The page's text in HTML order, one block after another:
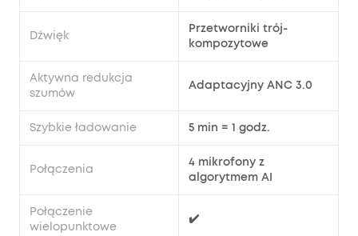
Dźwięk
Przetworniki trój-
kompozytowe
Aktywna redukcja
szumów
Adaptacyjny ANC 3.0
Szybkie ładowanie 5 min = 1 godz.
Połączenia
4 mikrofony z
algorytmem AI
Połączenie
wielopunktowe
✔️